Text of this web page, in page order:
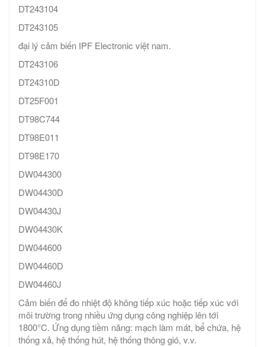
DT243104
DT243105
đại lý cảm biến IPF Electronic việt nam.
DT243106
DT24310D
DT25F001
DT98C744
DT98E011
DT98E170
DW044300
DW04430D
DW04430J
DW04430K
DW044600
DW04460D
DW04460J
Cảm biến để đo nhiệt độ không tiếp xúc hoặc tiếp xúc với
môi trường trong nhiều ứng dụng công nghiệp lên tới
1800°C. Ứng dụng tiềm năng: mạch làm mát, bể chứa, hệ
thống xả, hệ thống hút, hệ thống thông gió, v.v.